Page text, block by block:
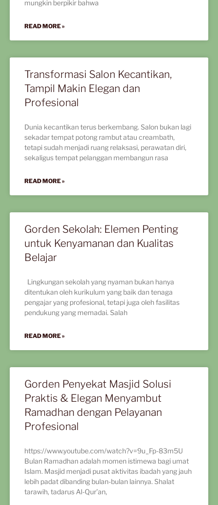
mungkin berpikir bahwa
READ MORE »
Transformasi Salon Kecantikan,
Tampil Makin Elegan dan
Profesional
Dunia kecantikan terus berkembang. Salon bukan lagi
sekadar tempat potong rambut atau creambath,
tetapi sudah menjadi ruang relaksasi, perawatan diri,
sekaligus tempat pelanggan membangun rasa
READ MORE »
Gorden Sekolah: Elemen Penting
untuk Kenyamanan dan Kualitas
Belajar
Lingkungan sekolah yang nyaman bukan hanya
ditentukan oleh kurikulum yang baik dan tenaga
pengajar yang profesional, tetapi juga oleh fasilitas
pendukung yang memadai. Salah
READ MORE »
Gorden Penyekat Masjid Solusi
Praktis & Elegan Menyambut
Ramadhan dengan Pelayanan
Profesional
https://www.youtube.com/watch?v=9u_Fp-83m5U
Bulan Ramadhan adalah momen istimewa bagi umat
Islam. Masjid menjadi pusat aktivitas ibadah yang jauh
lebih padat dibanding bulan-bulan lainnya. Shalat
tarawih, tadarus Al-Qur’an,